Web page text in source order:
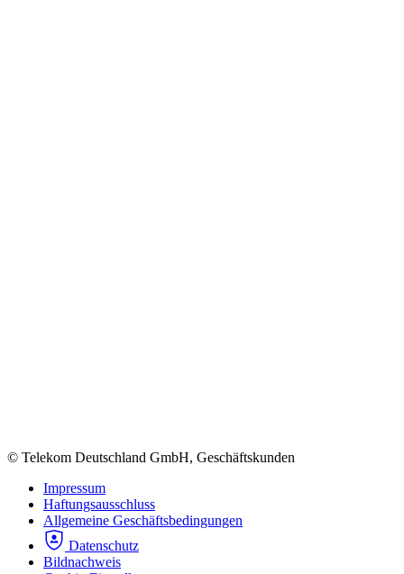
© Telekom Deutschland GmbH, Geschäftskunden
Impressum
Haftungsausschluss
Allgemeine Geschäftsbedingungen
Datenschutz
Bildnachweis